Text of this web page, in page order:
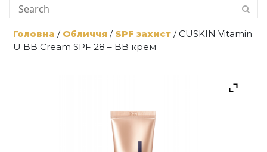
Головна / Обличчя / SPF захист / CUSKIN Vitamin
U BB Cream SPF 28 – BB крем